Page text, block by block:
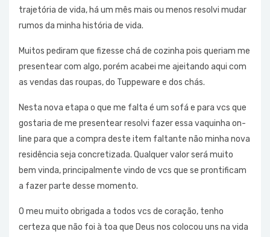
trajetória de vida, há um mês mais ou menos resolvi mudar
rumos da minha história de vida.
Muitos pediram que fizesse chá de cozinha pois queriam me
presentear com algo, porém acabei me ajeitando aqui com
as vendas das roupas, do Tuppeware e dos chás.
Nesta nova etapa o que me falta é um sofá e para vcs que
gostaria de me presentear resolvi fazer essa vaquinha on-
line para que a compra deste item faltante não minha nova
residência seja concretizada. Qualquer valor será muito
bem vinda, principalmente vindo de vcs que se prontificam
a fazer parte desse momento.
O meu muito obrigada a todos vcs de coração, tenho
certeza que não foi à toa que Deus nos colocou uns na vida